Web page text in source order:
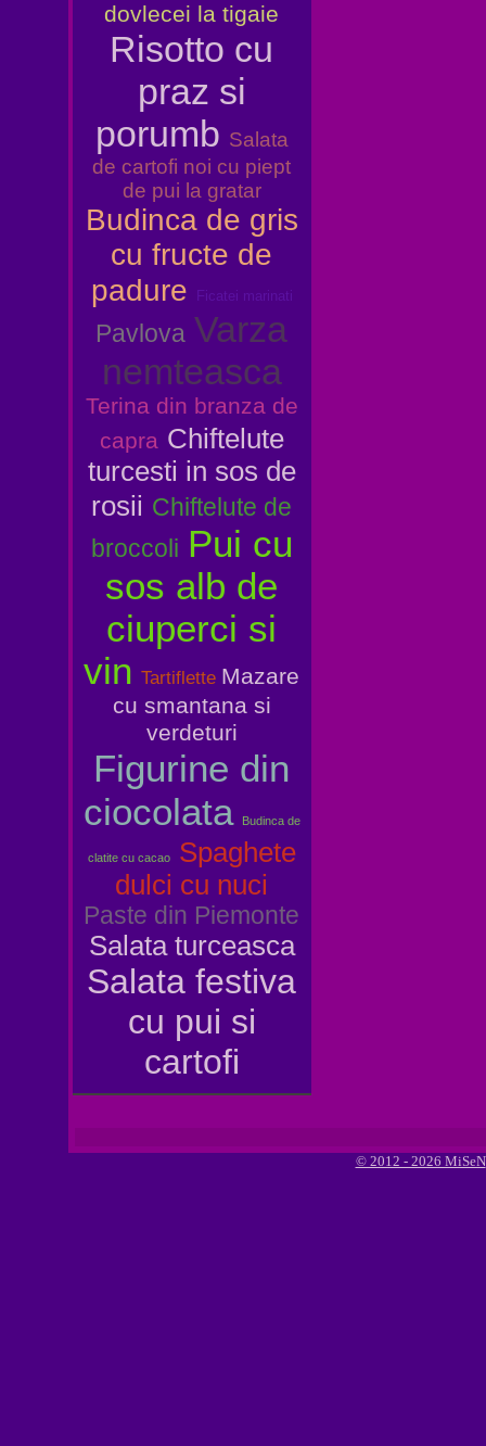
dovlecei la tigaie
Risotto cu
praz si
porumb Salata
de cartofi noi cu piept
de pui la gratar
Budinca de gris
cu fructe de
padure
Ficatei marinati
Pavlova Varza
nemteasca
Terina din branza de
capra Chiftelute
turcesti in sos de
rosii Chiftelute de
broccoli Pui cu
sos alb de
ciuperci si
vin Tartiflette Mazare
cu smantana si
verdeturi
Figurine din
ciocolata
Budinca de
clatite cu cacao
Spaghete
dulci cu nuci
Paste din Piemonte
Salata turceasca
Salata festiva
cu pui si
cartofi
© 2012 - 2026 MiSeN